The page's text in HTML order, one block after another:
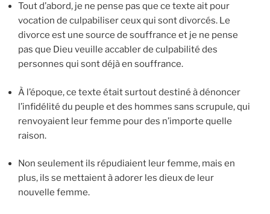
Tout d’abord, je ne pense pas que ce texte ait pour
vocation de culpabiliser ceux qui sont divorcés. Le
divorce est une source de souffrance et je ne pense
pas que Dieu veuille accabler de culpabilité des
personnes qui sont déjà en souffrance.
À l’époque, ce texte était surtout destiné à dénoncer
l’infidélité du peuple et des hommes sans scrupule, qui
renvoyaient leur femme pour des n’importe quelle
raison.
Non seulement ils répudiaient leur femme, mais en
plus, ils se mettaient à adorer les dieux de leur
nouvelle femme.